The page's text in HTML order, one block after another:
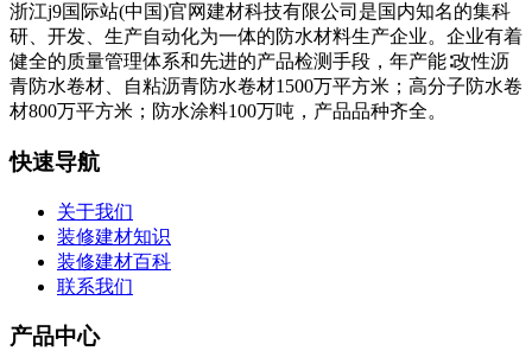
浙江j9国际站(中国)官网建材科技有限公司是国内知名的集科
研、开发、生产自动化为一体的防水材料生产企业。企业有着
健全的质量管理体系和先进的产品检测手段，年产能∶改性沥
青防水卷材、自粘沥青防水卷材1500万平方米；高分子防水卷
材800万平方米；防水涂料100万吨，产品品种齐全。
快速导航
关于我们
装修建材知识
装修建材百科
联系我们
产品中心